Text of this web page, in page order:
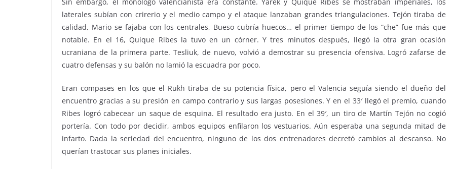
laterales subían con crirerio y el medio campo y el ataque lanzaban grandes triangulaciones. Tejón tiraba de
calidad, Mario se fajaba con los centrales, Bueso cubría huecos… el primer tiempo de los “che” fue más que
notable. En el 16, Quique Ribes la tuvo en un córner. Y tres minutos después, llegó la otra gran ocasión
ucraniana de la primera parte. Tesliuk, de nuevo, volvió a demostrar su presencia ofensiva. Logró zafarse de
cuatro defensas y su balón no lamió la escuadra por poco.
Eran compases en los que el Rukh tiraba de su potencia física, pero el Valencia seguía siendo el dueño del
encuentro gracias a su presión en campo contrario y sus largas posesiones. Y en el 33′ llegó el premio, cuando
Ribes logró cabecear un saque de esquina. El resultado era justo. En el 39′, un tiro de Martín Tejón no cogió
portería. Con todo por decidir, ambos equipos enfilaron los vestuarios. Aún esperaba una segunda mitad de
infarto. Dada la seriedad del encuentro, ninguno de los dos entrenadores decretó cambios al descanso. No
querían trastocar sus planes iniciales.